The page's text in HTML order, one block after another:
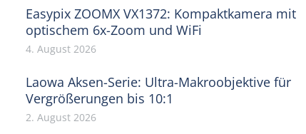
Easypix ZOOMX VX1372: Kompaktkamera mit
optischem 6x-Zoom und WiFi
4. August 2026
Laowa Aksen-Serie: Ultra-Makroobjektive für
Vergrößerungen bis 10:1
2. August 2026